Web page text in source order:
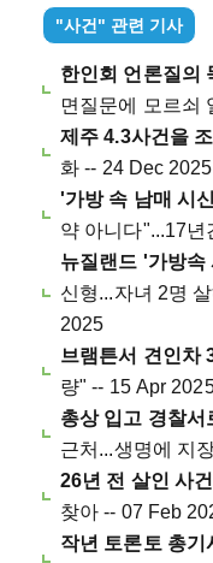
"사건" 관련 기사
한인회 언론질의
면질문에 모르쇠
제주 4.3사건을
화 -- 24 Dec 2025
'가방 속 남매 시
약 아니다"...17
뉴질랜드 '가방속
신형...자녀 2명
2025
브램튼서 견인차
량" -- 15 Apr
총상 입고 경찰서
근처...생명에 지
26년 전 살인 사
찾아 -- 07 Feb
작년 토론토 총기